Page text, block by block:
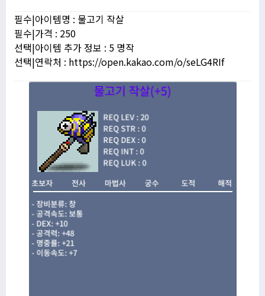
필수|아이템명 : 물고기 작살
필수|가격 : 250
선택|아이템 추가 정보 : 5 명작
선택|연락처 : https://open.kakao.com/o/seLG4RIf